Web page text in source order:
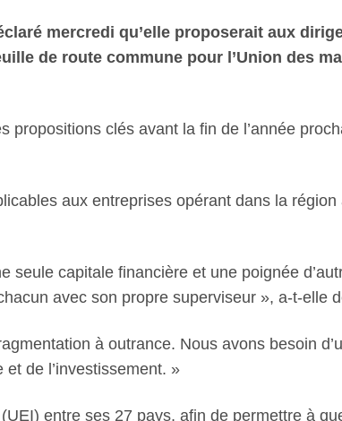
mercredi qu’elle proposerait aux
de route commune pour l’Union des
clés avant la fin de l’année
aux entreprises opérant dans la région
capitale financière et une poignée
avec son propre superviseur », a-t-elle
à outrance. Nous avons besoin
et de l’investissement. »
entre ses 27 pays, afin de permettre à